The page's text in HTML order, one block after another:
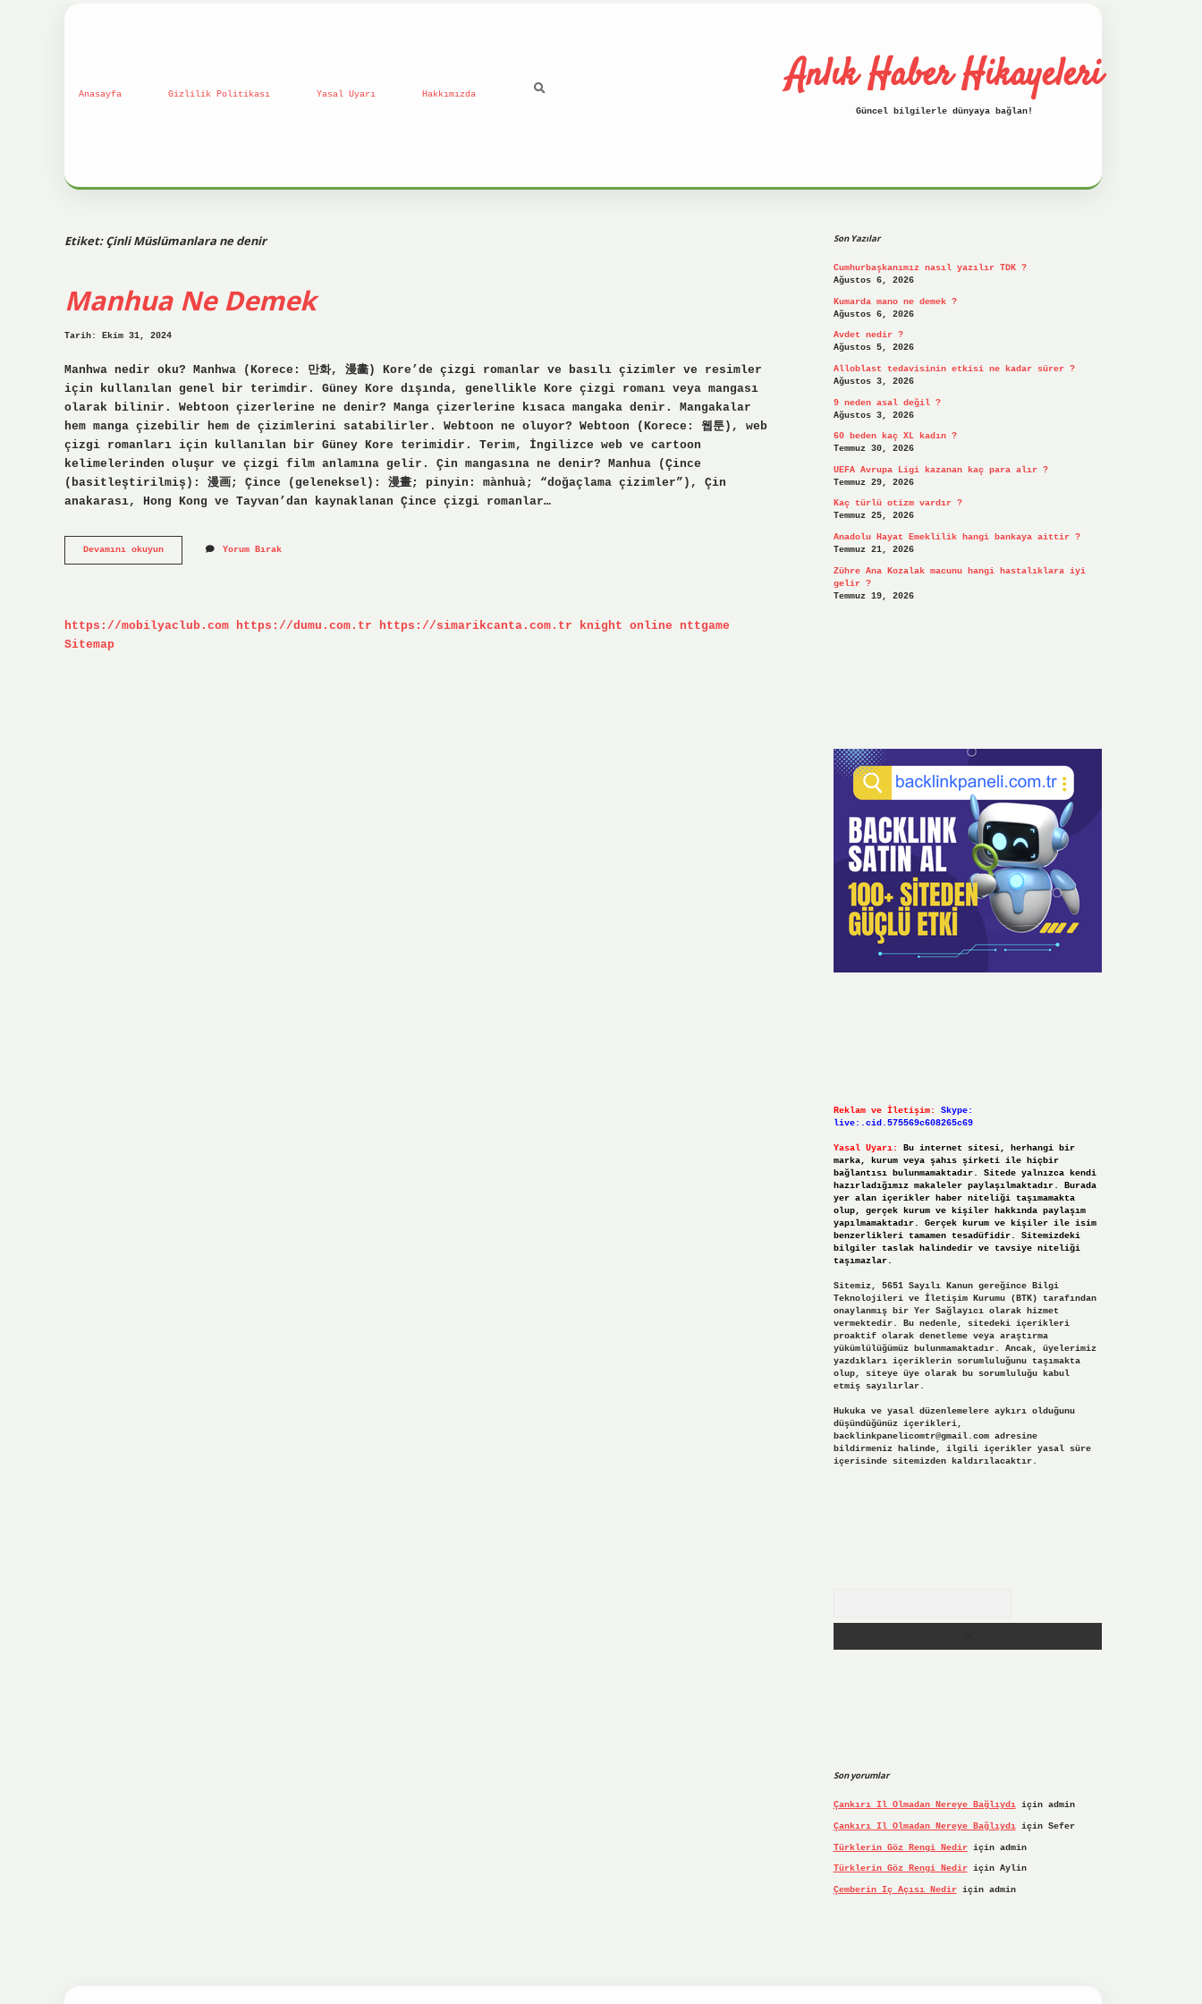
Anasayfa Gizlilik Politikası Yasal Uyarı Hakkımızda Anlık Haber Hikayeleri
Güncel bilgilerle dünyaya bağlan!
Etiket:Çinli Müslümanlara ne denir
Manhua Ne Demek
Tarih: Ekim 31, 2024
Manhwa nedir oku? Manhwa (Korece: 만화, 漫畵) Kore’de çizgi romanlar ve basılı çizimler ve resimler
için kullanılan genel bir terimdir. Güney Kore dışında, genellikle Kore çizgi romanı veya mangası
olarak bilinir. Webtoon çizerlerine ne denir? Manga çizerlerine kısaca mangaka denir. Mangakalar
hem manga çizebilir hem de çizimlerini satabilirler. Webtoon ne oluyor? Webtoon (Korece: 웹툰), web
çizgi romanları için kullanılan bir Güney Kore terimidir. Terim, İngilizce web ve cartoon
kelimelerinden oluşur ve çizgi film anlamına gelir. Çin mangasına ne denir? Manhua (Çince
(basitleştirilmiş): 漫画; Çince (geleneksel): 漫畫; pinyin: mànhuà; “doğaçlama çizimler”), Çin
anakarası, Hong Kong ve Tayvan’dan kaynaklanan Çince çizgi romanlar…
Devamını okuyunManhua
Ne
Yorum Bırak
https://mobilyaclub.com https://dumu.com.tr https://simarikcanta.com.tr knight online
nttgame
Sitemap
Son Yazılar
Cumhurbaşkanımız nasıl yazılır TDK ?
Ağustos 6, 2026
Kumarda mano ne demek ?
Ağustos 6, 2026
Avdet nedir ?
Ağustos 5, 2026
Alloblast tedavisinin etkisi ne kadar sürer ?
Ağustos 3, 2026
9 neden asal değil ?
Ağustos 3, 2026
60 beden kaç XL kadın ?
Temmuz 30, 2026
UEFA Avrupa Ligi kazanan kaç para alır ?
Temmuz 29, 2026
Kaç türlü otizm vardır ?
Temmuz 25, 2026
Anadolu Hayat Emeklilik hangi bankaya aittir ?
Temmuz 21, 2026
Zühre Ana Kozalak macunu hangi hastalıklara iyi
gelir ?
Temmuz 19, 2026
Reklam ve İletişim:
Skype:
live:.cid.575569c608265c69
Yasal Uyarı:
Bu internet sitesi, herhangi bir
marka, kurum veya şahıs şirketi ile hiçbir
bağlantısı bulunmamaktadır. Sitede yalnızca kendi
hazırladığımız makaleler paylaşılmaktadır. Burada
yer alan içerikler haber niteliği taşımamakta
olup, gerçek kurum ve kişiler hakkında paylaşım
yapılmamaktadır. Gerçek kurum ve kişiler ile isim
benzerlikleri tamamen tesadüfidir. Sitemizdeki
bilgiler taslak halindedir ve tavsiye niteliği
taşımazlar.
Sitemiz, 5651 Sayılı Kanun gereğince Bilgi
Teknolojileri ve İletişim Kurumu (BTK) tarafından
onaylanmış bir Yer Sağlayıcı olarak hizmet
vermektedir. Bu nedenle, sitedeki içerikleri
proaktif olarak denetleme veya araştırma
yükümlülüğümüz bulunmamaktadır. Ancak, üyelerimiz
yazdıkları içeriklerin sorumluluğunu taşımakta
olup, siteye üye olarak bu sorumluluğu kabul
etmiş sayılırlar.
Hukuka ve yasal düzenlemelere aykırı olduğunu
düşündüğünüz içerikleri,
backlinkpanelicomtr@gmail.comadresine
bildirmeniz halinde, ilgili içerikler yasal süre
içerisinde sitemizden kaldırılacaktır.
Son yorumlar
Çankırı Il Olmadan Nereye Bağlıydıiçin admin
Çankırı Il Olmadan Nereye Bağlıydıiçin Sefer
Türklerin Göz Rengi Nediriçin admin
Türklerin Göz Rengi Nediriçin Aylin
Çemberin Iç Açısı Nediriçin admin